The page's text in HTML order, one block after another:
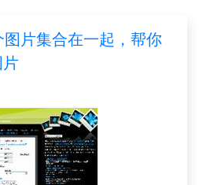
片集合在一起，帮你